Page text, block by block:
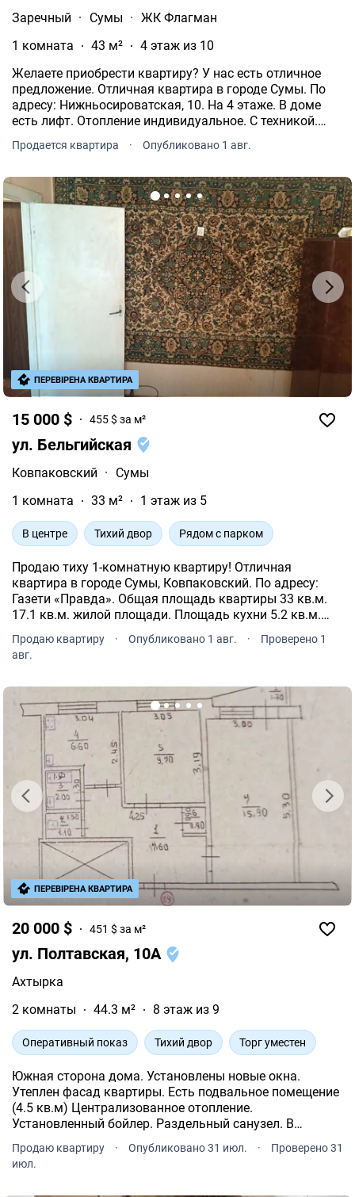
Заречный · Сумы · ЖК Флагман
1 комната
43 м²
4 этаж из 10
Желаете приобрести квартиру? У нас есть отличное
предложение. Отличная квартира в городе Сумы. По
адресу: Нижньосироватская, 10. На 4 этаже. В доме
есть лифт. Отопление индивидуальное. С техникой.
составляет 17.8 кв.м. Площадь кухни 11 кв.м.
Продается квартира · Опубликовано 1 авг.
15 000 $ 455 $ за м²
ул. Бельгийская
Ковпаковский ·
Сумы
1 комната
33 м² 1 этаж из 5
В центре Тихий двор Рядом с парком
Продаю тиху 1-комнатную квартиру! Отличная
квартира в городе Сумы, Ковпаковский. По адресу:
Газети «Правда». Общая площадь квартиры 33 кв.м.
17.1 кв.м. жилой площади. Площадь кухни 5.2 кв.м.
поверх. Отопление централизованное.
Продаю квартиру · Опубликовано 1 авг. ·
Проверено 1
авг.
ПЕРЕВІРЕНА КВАРТИРА
20 000 $ 451 $ за м²
ул. Полтавская, 10А
Ахтырка
2 комнаты
44.3 м² 8 этаж из 9
Оперативный показ Тихий двор Торг уместен
Южная сторона дома. Установлены новые окна.
Утеплен фасад квартиры. Есть подвальное помещение
(4.5 кв.м) Централизованное отопление.
Установленный бойлер. Раздельный санузел. В
квартире: стиральная машина, газовая плита,
меблировка на кухне, шкаф в гостиной. Двор не
сквозной с детской площадкой.
Продаю квартиру · Опубликовано 31 июл. ·
Проверено 31
июл.
ПЕРЕВІРЕНА КВАРТИРА